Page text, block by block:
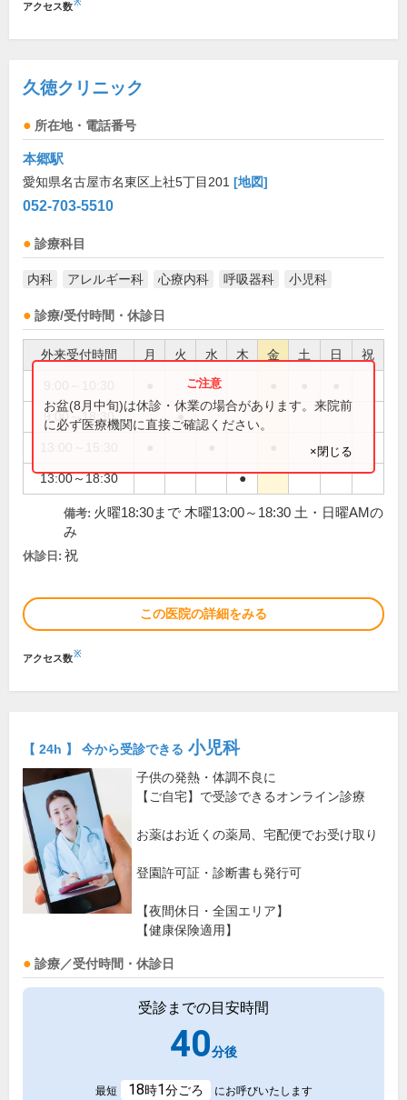
アクセス数※
久徳クリニック
所在地・電話番号
本郷駅
愛知県名古屋市名東区上社5丁目201 [地図]
052-703-5510
診療科目
内科 アレルギー科 心療内科 呼吸器科 小児科
診療/受付時間・休診日
外来受付時間 月 火 水 木 金 土 日 祝
●
9:00～18:30 ●
13:00～18:30 ●
お盆(8月中旬)は休診・休業の場合があります。来院前
に必ず医療機関に直接ご確認ください。
×閉じる
備考: 火曜18:30まで 木曜13:00～18:30 土・日曜AMの
み
休診日: 祝
この医院の詳細をみる
アクセス数※
【 24h 】 今から受診できる 小児科
子供の発熱・体調不良に
【ご自宅】で受診できるオンライン診療
お薬はお近くの薬局、宅配便でお受け取り
登園許可証・診断書も発行可
【夜間休日・全国エリア】
【健康保険適用】
診療／受付時間・休診日
受診までの目安時間
40分後
最短 18時1分ごろ にお呼びいたします